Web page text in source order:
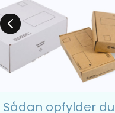
Sådan opfylder